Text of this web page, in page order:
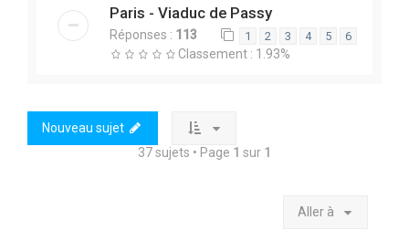
Paris - Viaduc de Passy
Réponses : 113 1 2 3 4 5 6
Classement : 1.93%
Nouveau sujet
37 sujets • Page 1 sur 1
Aller à